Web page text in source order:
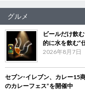
グルメ
ビールだけ飲
的に水を飲む”
2026年8月7日
セブン‐イレブン、カレー15
のカレーフェス”を開催中